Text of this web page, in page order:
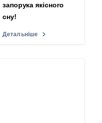
запорука якісного
сну!
Детальніше